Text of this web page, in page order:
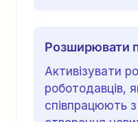
Розширювати
Активізувати
роботодавців,
співпрацюють